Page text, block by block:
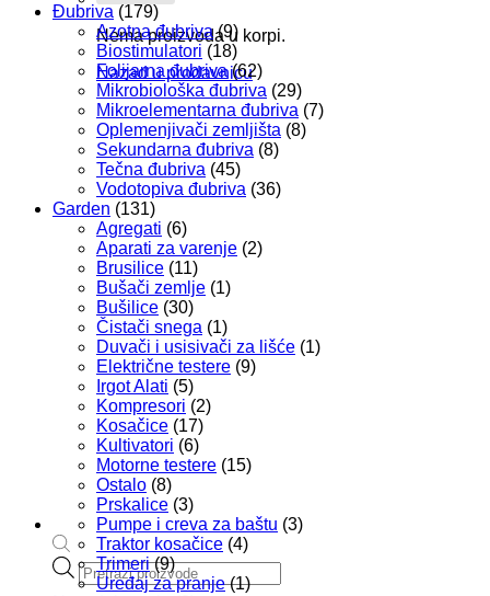
Nema proizvoda u korpi.
Nazad u prodavnicu
Products
search
Đubriva (179)
Azotna đubriva (9)
Biostimulatori (18)
Folijarna đubriva (62)
Mikrobiološka đubriva (29)
Mikroelementarna đubriva (7)
Oplemenjivači zemljišta (8)
Sekundarna đubriva (8)
Tečna đubriva (45)
Vodotopiva đubriva (36)
Garden (131)
Agregati (6)
Aparati za varenje (2)
Brusilice (11)
Bušači zemlje (1)
Bušilice (30)
Čistači snega (1)
Duvači i usisivači za lišće (1)
Električne testere (9)
Irgot Alati (5)
Kompresori (2)
Kosačice (17)
Kultivatori (6)
Motorne testere (15)
Ostalo (8)
Prskalice (3)
Pumpe i creva za baštu (3)
Traktor kosačice (4)
Trimeri (9)
Uređaj za pranje (1)